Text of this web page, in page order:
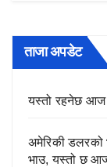
ताजा अपडेट
यस्तो रहनेछ आज
अमेरिकी डलरको
भाउ, यस्तो छ